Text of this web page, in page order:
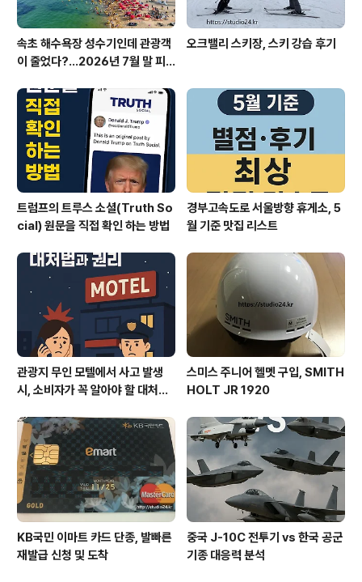
속초 해수욕장 성수기인데 관광객
이 줄었다?…2026년 7월 말 피
오크밸리 스키장, 스키 강습 후기
트럼프의 트루스 소셜(Truth So
cial) 원문을 직접 확인 하는 방법
경부고속도로 서울방향 휴게소, 5
월 기준 맛집 리스트
관광지 무인 모텔에서 사고 발생
시, 소비자가 꼭 알아야 할 대처법
스미스 주니어 헬멧 구입, SMITH
HOLT JR 1920
KB국민 이마트 카드 단종, 발빠른
재발급 신청 및 도착
중국 J-10C 전투기 vs 한국 공군
기종 대응력 분석